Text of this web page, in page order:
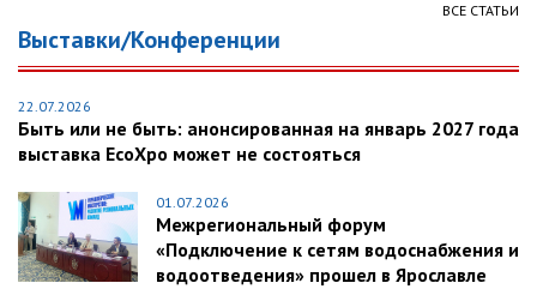
ВСЕ СТАТЬИ
Выставки/Конференции
22.07.2026
Быть или не быть: анонсированная на январь 2027 года
выставка EcoXpo может не состояться
01.07.2026
Межрегиональный форум
«Подключение к сетям водоснабжения и
водоотведения» прошел в Ярославле